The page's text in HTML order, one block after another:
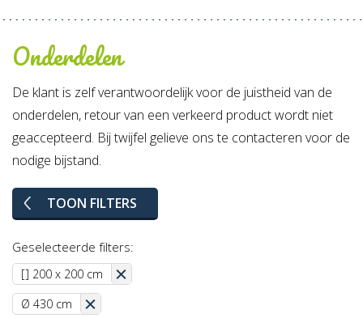
Onderdelen
De klant is zelf verantwoordelijk voor de juistheid van de
onderdelen, retour van een verkeerd product wordt niet
geaccepteerd. Bij twijfel gelieve ons te contacteren voor de
nodige bijstand.
TOON FILTERS
Geselecteerde filters:
[] 200 x 200 cm
Ø 430 cm